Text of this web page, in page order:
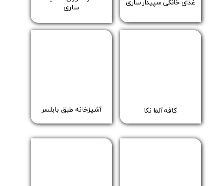
غذای خانگی سپیدار ساری
​​​​​​​ساری
کافه آلما نکا ​آشپزخانه طبق بابلسر